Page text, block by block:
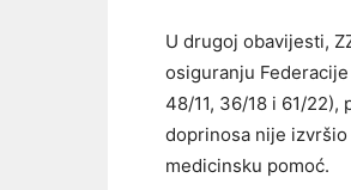
U drugoj obavijesti,
osiguranju
48/11, 36/18 i 61/
doprinosa nije
medicinsku pomoć.